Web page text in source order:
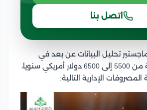
اتصل بنا
تحليل البيانات عن بعد في
الجامعات المصرية من 5500 إلى 6500 دولار أمريكي سنويا،
الإدارية التالية: